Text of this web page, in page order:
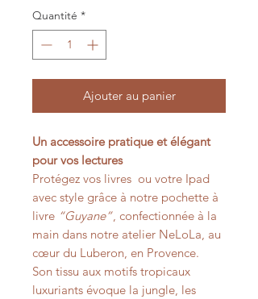
Quantité *
Ajouter au panier
Un accessoire pratique et élégant
pour vos lectures
Protégez vos livres ou votre Ipad
avec style grâce à notre pochette à
livre “Guyane”, confectionnée à la
main dans notre atelier NeLoLa, au
cœur du Luberon, en Provence.
Son tissu aux motifs tropicaux
luxuriants évoque la jungle, les